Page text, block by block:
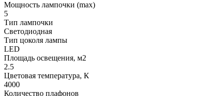
Мощность лампочки (max)
5
Тип лампочки
Светодиодная
Тип цоколя лампы
LED
Площадь освещения, м2
2.5
Цветовая температура, К
4000
Количество плафонов